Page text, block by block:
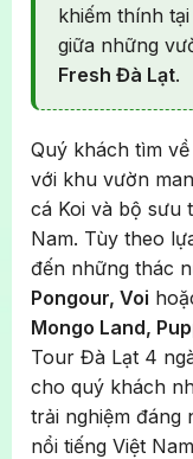
khiếm thính tại
giữa những
Fresh Đà Lạt.
Quý khách tìm
với khu vườn
cá Koi và bộ sưu
Nam. Tùy theo
đến những thác
Pongour, Voi
Mongo Land,
Tour Đà Lạt 4
cho quý khách
trải nghiệm đáng
nổi tiếng Việt